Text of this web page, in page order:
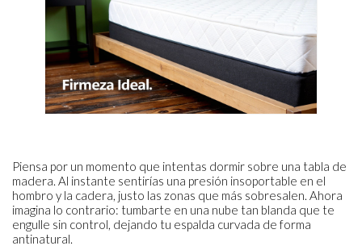
Piensa por un momento que intentas dormir sobre una tabla de
madera. Al instante sentirías una presión insoportable en el
hombro y la cadera, justo las zonas que más sobresalen. Ahora
imagina lo contrario: tumbarte en una nube tan blanda que te
engulle sin control, dejando tu espalda curvada de forma
antinatural.